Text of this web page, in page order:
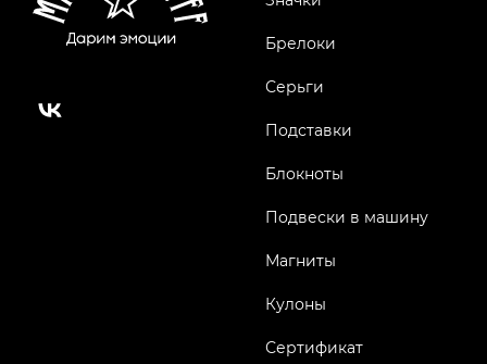
Брелоки
Серьги
Подставки
Блокноты
Подвески в машину
Магниты
Кулоны
Сертификат